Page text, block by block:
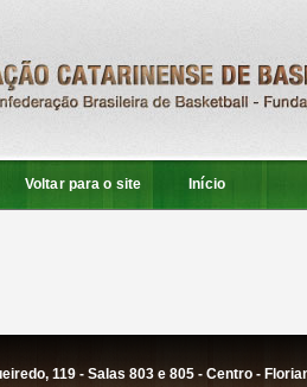
Voltar para o site Início
119 - Salas 803 e 805 - Centro -